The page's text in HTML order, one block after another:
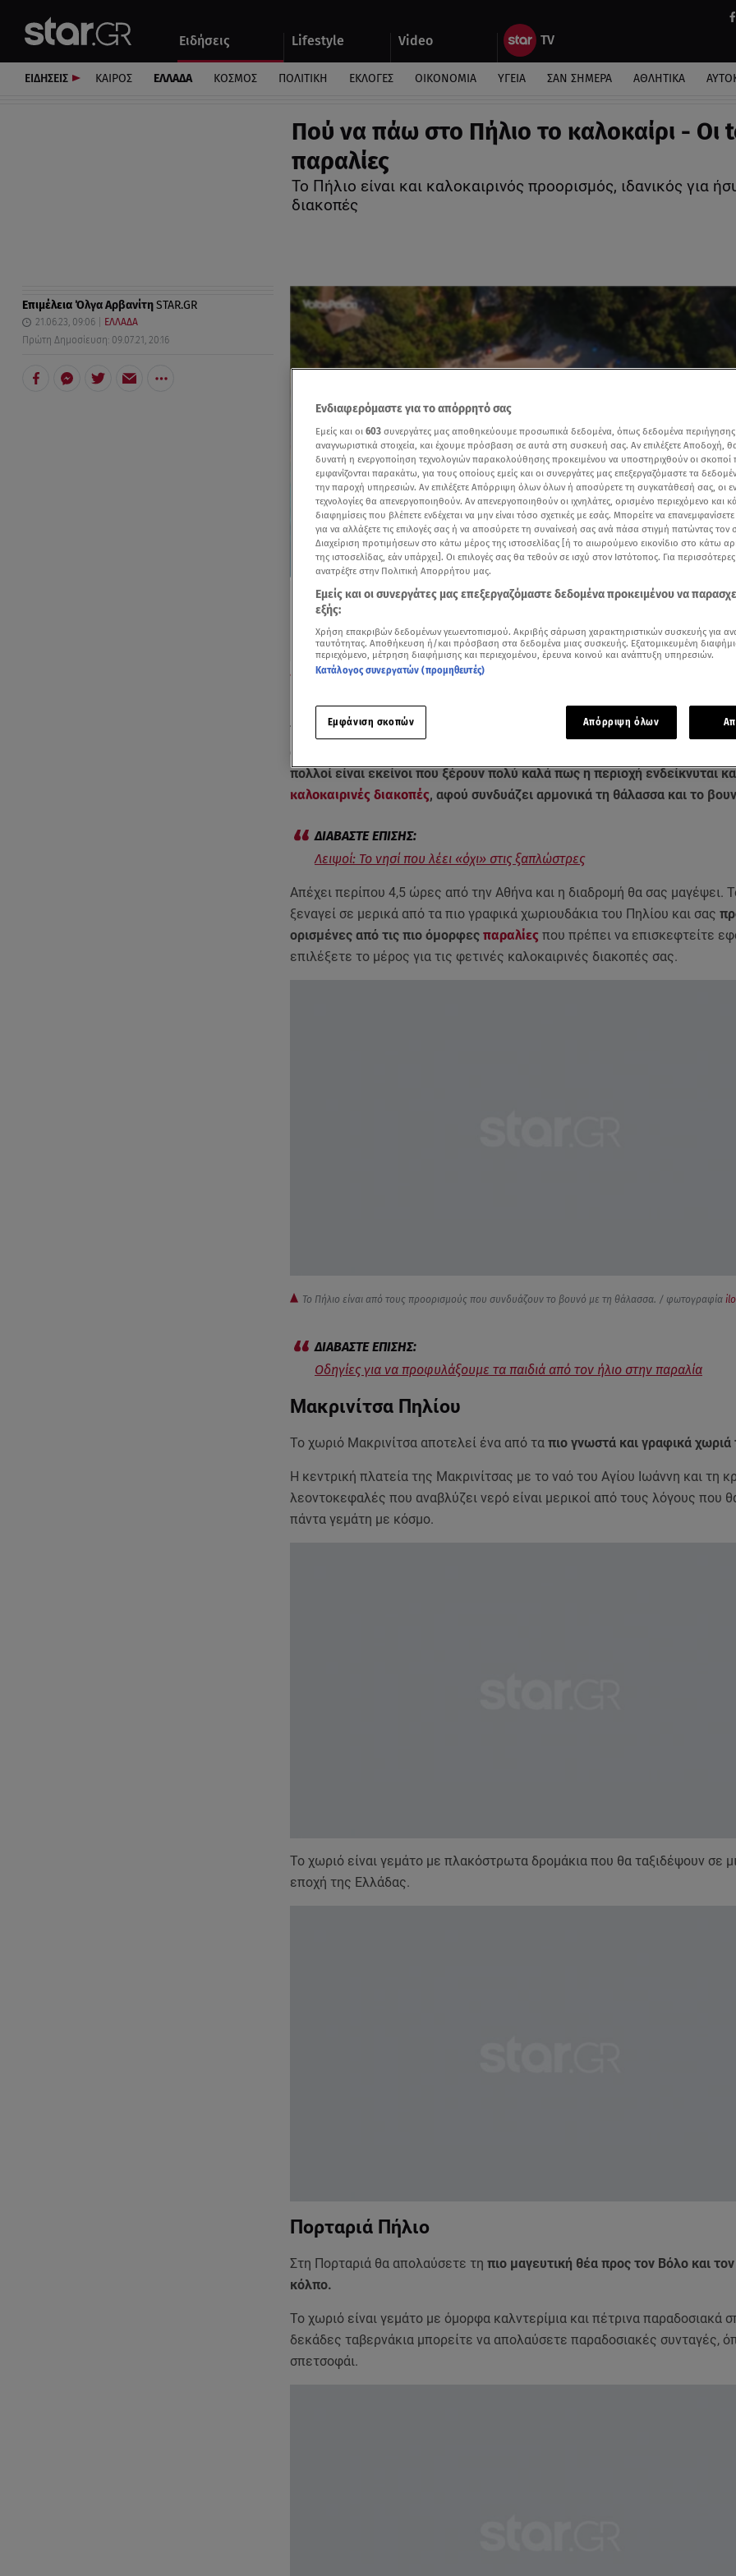
Ειδήσεις Lifestyle Video
Αυτοκίνητο
ΕΙΔΗΣΕΙΣ ΚΑΙΡΟΣ ΕΛΛΑΔΑ ΚΟΣΜΟΣ ΠΟΛΙΤΙΚΗ ΕΚΛΟΓΕΣ ΟΙΚΟΝΟΜΙΑ ΥΓΕΙΑ ΣΑΝ ΣΗΜΕΡΑ ΑΘΛΗΤΙΚΑ
Πού να πάω στο Πήλιο το καλοκαίρι - Oι
παραλίες
Το Πήλιο είναι και καλοκαιρινός προορισμός, ιδανικός για
διακοπές
Επιμέλεια Όλγα ΑρβανίτηSTAR.GR
21.06.23, 09:06
ΕΛΛΑΔΑ
Πρώτη Δημοσίευση: 09.07.21, 20:16
Δείτε περισσότερα άρθρα μας στα αποτελέσματα αναζήτησης
Add star.gr on Google
Ένα ακόμη βίντεο τουριστικής προβολής για τον Βόλο και το Πήλιο μας καθηλώνει με τη μαγεία
Το Πήλιο ή αλλιώς το βουνό των Κενταύρων όπως ονομαζόταν κατά την
αποτελεί έναν από τους πιο γνωστούς
πολλοί είναι εκείνοι που ξέρουν πολύ καλά πως η περιοχή ενδείκνυται
καλοκαιρινές διακοπές, αφού συνδυάζει αρμονικά τη θάλασσα και το
Λειψοί: Το νησί που λέει «όχι» στις ξαπλώστρες
Απέχει περίπου 4,5 ώρες από την Αθήνα και η διαδρομή θα σας μαγέψει.
ξεναγεί σε μερικά από τα πιο γραφικά χωριουδάκια του Πηλίου και σας
ορισμένες από τις πιο όμορφες παραλίες που πρέπει να επισκεφτείτε
επιλέξετε το μέρος για τις φετινές καλοκαιρινές διακοπές σας.
Το Πήλιο είναι από τους προορισμούς που συνδυάζουν το βουνό με τη θάλασσα. / φωτογραφία
Οδηγίες για να προφυλάξουμε τα παιδιά από τον ήλιο στην παραλία
Μακρινίτσα Πηλίου
Το χωριό Μακρινίτσα αποτελεί ένα από τα πιο γνωστά και γραφικά χωριά
Η κεντρική πλατεία της Μακρινίτσας με το ναό του Αγίου Ιωάννη και τη
λεοντοκεφαλές που αναβλύζει νερό είναι μερικοί από τους λόγους που
πάντα γεμάτη με κόσμο.
Το χωριό είναι γεμάτο με πλακόστρωτα δρομάκια που θα ταξιδέψουν σε
εποχή της Ελλάδας.
Πορταριά Πήλιο
Στη Πορταριά θα απολαύσετε τη πιο μαγευτική θέα προς τον Βόλο και
κόλπο.
Το χωριό είναι γεμάτο με όμορφα καλντερίμια και πέτρινα παραδοσιακά
δεκάδες ταβερνάκια μπορείτε να απολαύσετε παραδοσιακές συνταγές,
σπετσοφάι.
Ενδιαφερόμαστε για το απόρρητό σας
Εμείς και οι 603 συνεργάτες μας αποθηκεύουμε προσωπικά δεδομένα, όπως δεδομένα
αναγνωριστικά στοιχεία, και έχουμε πρόσβαση σε αυτά στη συσκευή σας. Αν επιλέξετε Αποδοχή,
δυνατή η ενεργοποίηση τεχνολογιών παρακολούθησης προκειμένου να υποστηριχθούν οι σκοποί
εμφανίζονται παρακάτω, για τους οποίους εμείς και οι συνεργάτες μας επεξεργαζόμαστε τα
την παροχή υπηρεσιών. Αν επιλέξετε Απόρριψη όλων όλων ή αποσύρετε τη συγκατάθεσή σας, οι
τεχνολογίες θα απενεργοποιηθούν. Αν απενεργοποιηθούν οι ιχνηλάτες, ορισμένο περιεχόμενο και
διαφημίσεις που βλέπετε ενδέχεται να μην είναι τόσο σχετικές με εσάς. Μπορείτε να
για να αλλάξετε τις επιλογές σας ή να αποσύρετε τη συναίνεσή σας ανά πάσα στιγμή πατώντας τον
Διαχείριση προτιμήσεων στο κάτω μέρος της ιστοσελίδας [ή το αιωρούμενο εικονίδιο στο κάτω
της ιστοσελίδας, εάν υπάρχει]. Οι επιλογές σας θα τεθούν σε ισχύ στον Ιστότοπος. Για
ανατρέξτε στην Πολιτική Απορρήτου μας.
Εμείς και οι συνεργάτες μας επεξεργαζόμαστε δεδομένα προκειμένου να
εξής:
Χρήση επακριβών δεδομένων γεωεντοπισμού. Ακριβής σάρωση χαρακτηριστικών συσκευής για
ταυτότητας. Αποθήκευση ή/και πρόσβαση στα δεδομένα μιας συσκευής. Εξατομικευμένη
περιεχόμενο, μέτρηση διαφήμισης και περιεχομένου, έρευνα κοινού και ανάπτυξη υπηρεσιών.
Κατάλογος συνεργατών (προμηθευτές)
Εμφάνιση σκοπών Απόρριψη όλων